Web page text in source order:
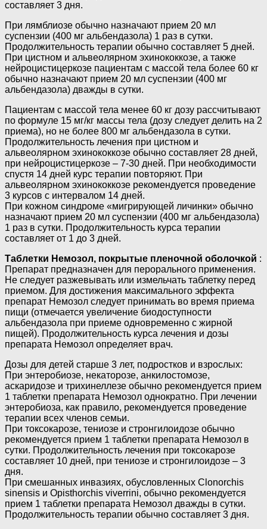
составляет 3 дня.
При лямблиозе обычно назначают прием 20 мл
суспензии (400 мг альбендазола) 1 раз в сутки.
Продолжительность терапии обычно составляет 5 дней.
При цистном и альвеолярном эхинококкозе, а также
нейроцистицеркозе пациентам с массой тела более 60 кг
обычно назначают прием 20 мл суспензии (400 мг
альбендазола) дважды в сутки.
Пациентам с массой тела менее 60 кг дозу рассчитывают
по формуле 15 мг/кг массы тела (дозу следует делить на 2
приема), но не более 800 мг альбендазола в сутки.
Продолжительность лечения при цистном и
альвеолярном эхинококкозе обычно составляет 28 дней,
при нейроцистицеркозе – 7-30 дней. При необходимости
спустя 14 дней курс терапии повторяют. При
альвеолярном эхинококкозе рекомендуется проведение
3 курсов с интервалом 14 дней.
При кожном синдроме «мигрирующей личинки» обычно
назначают прием 20 мл суспензии (400 мг альбендазола)
1 раз в сутки. Продолжительность курса терапии
составляет от 1 до 3 дней.
Таблетки Немозол, покрытые пленочной оболочкой :
Препарат предназначен для перорального применения.
Не следует разжевывать или измельчать таблетку перед
приемом. Для достижения максимального эффекта
препарат Немозол следует принимать во время приема
пищи (отмечается увеличение биодоступности
альбендазола при приеме одновременно с жирной
пищей). Продолжительность курса лечения и дозы
препарата Немозол определяет врач.
Дозы для детей старше 3 лет, подростков и взрослых:
При энтеробиозе, некаторозе, анкилостомозе,
аскаридозе и трихинеллезе обычно рекомендуется прием
1 таблетки препарата Немозол однократно. При лечении
энтеробиоза, как правило, рекомендуется проведение
терапии всех членов семьи.
При токсокарозе, тениозе и стронгилоидозе обычно
рекомендуется прием 1 таблетки препарата Немозол в
сутки. Продолжительность лечения при токсокарозе
составляет 10 дней, при тениозе и стронгилоидозе – 3
дня.
При смешанных инвазиях, обусловленных Clonorchis
sinensis и Opisthorchis viverrini, обычно рекомендуется
прием 1 таблетки препарата Немозол дважды в сутки.
Продолжительность терапии обычно составляет 3 дня.